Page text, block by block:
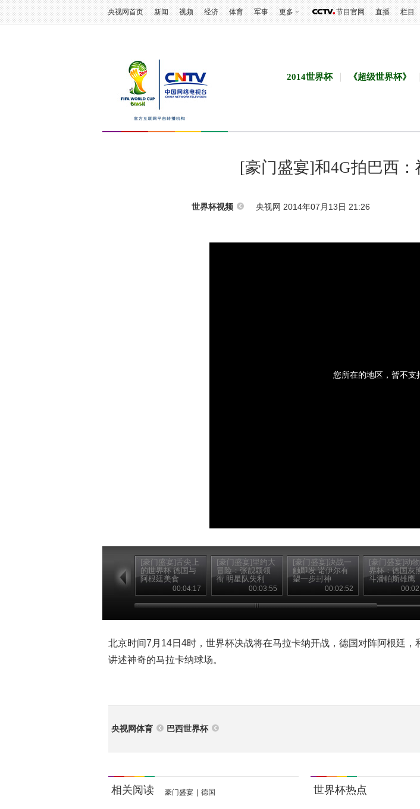
央视网首页 新闻 视频 经济 体育 军事 更多 节目官网 直播 栏目
2014世界杯 《超级世界杯》
[豪门盛宴]和4G拍巴西
世界杯视频 央视网 2014年07月13日 21:26
您所在的地区，暂不支
[豪门盛宴]舌尖上
的世界杯 德国与
阿根廷美食
00:04:17
[豪门盛宴]里约大
冒险：张靓颖领
衔 明星队失利
00:03:55
[豪门盛宴]决战一
触即发 诺伊尔有
望一步封神
00:02:52
[豪门盛宴]动
界杯：德国灰
斗潘帕斯雄鹰
北京时间7月14日4时，世界杯决战将在马拉卡纳开战，德国对阵阿根廷，
讲述神奇的马拉卡纳球场。
央视网体育 巴西世界杯
相关阅读 豪门盛宴 德国 世界杯热点